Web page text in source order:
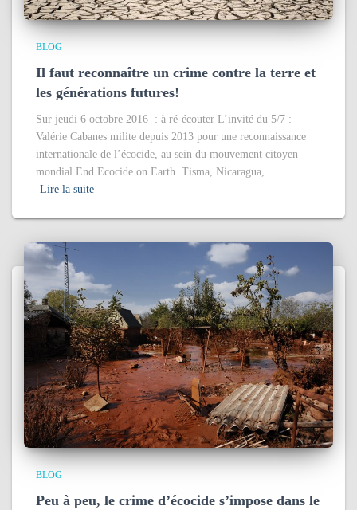
BLOG
Il faut reconnaître un crime contre la terre et
les générations futures!
Sur jeudi 6 octobre 2016 : à ré-écouter L’invité du 5/7 :
Valérie Cabanes milite depuis 2013 pour une reconnaissance
internationale de l’écocide, au sein du mouvement citoyen
mondial End Ecocide on Earth. Tisma, Nicaragua,
Lire la suite
BLOG
Peu à peu, le crime d’écocide s’impose dans le